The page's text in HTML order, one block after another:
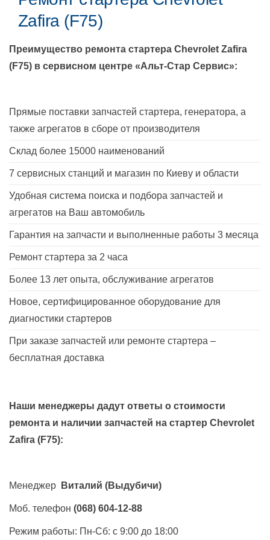
Zafira (F75)
Преимущество ремонта стартера Chevrolet Zafira
(F75) в сервисном центре «Альт-Стар Сервис»:
Прямые поставки запчастей стартера, генератора, а
также агрегатов в сборе от производителя
Склад более 15000 наименований
7 сервисных станций и магазин по Киеву и области
Удобная система поиска и подбора запчастей и
агрегатов на Ваш автомобиль
Гарантия на запчасти и выполненные работы 3 месяца
Ремонт стартера за 2 часа
Более 13 лет опыта, обслуживание агрегатов
Новое, сертифицированное оборудование для
диагностики стартеров
При заказе запчастей или ремонте стартера –
бесплатная доставка
Наши менеджеры дадут ответы о стоимости
ремонта и наличии запчастей на стартер Chevrolet
Zafira (F75):
Менеджер Виталий (Выдубичи)
Моб. телефон (068) 604-12-88
Режим работы: Пн-Сб: с 9:00 до 18:00